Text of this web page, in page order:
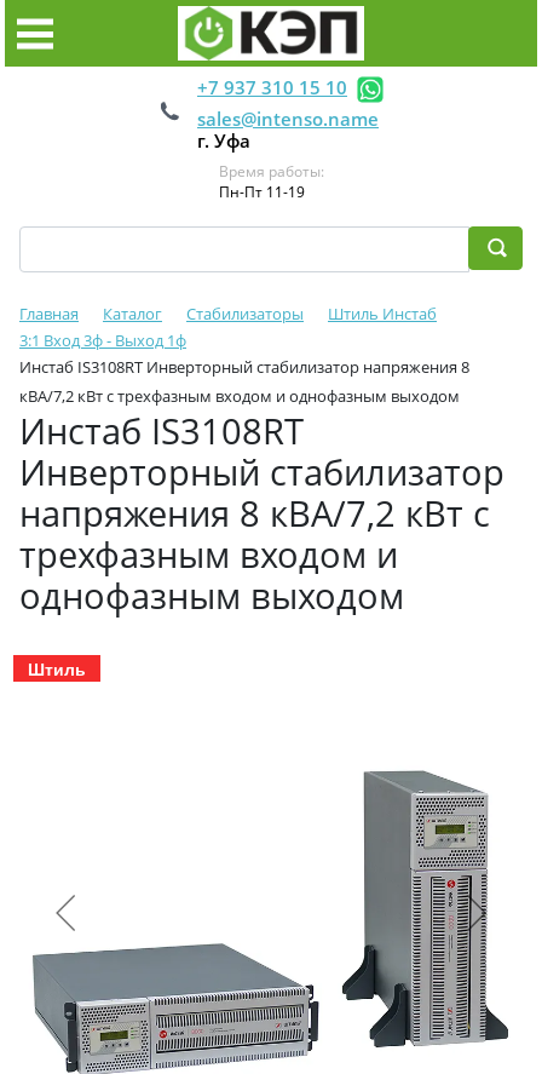
+7 937 310 15 10
sales@intenso.name
г. Уфа
Время работы:
Пн-Пт 11-19
Главная Каталог Стабилизаторы
Штиль Инстаб
3:1 Вход 3ф - Выход 1ф
Инстаб IS3108RT Инверторный стабилизатор напряжения 8
кВА/7,2 кВт с трехфазным входом и однофазным выходом
Инстаб IS3108RT
Инверторный стабилизатор
напряжения 8 кВА/7,2 кВт с
трехфазным входом и
однофазным выходом
Штиль